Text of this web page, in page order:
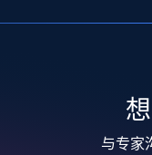
TikTok -
Account id,
engagement
与专家